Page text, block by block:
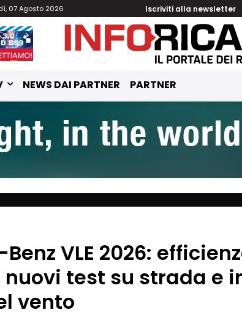
07 Agosto 2026 Iscriviti alla newsletter
NEWS DAI PARTNER PARTNER
VLE 2026:
test su strada e
vento